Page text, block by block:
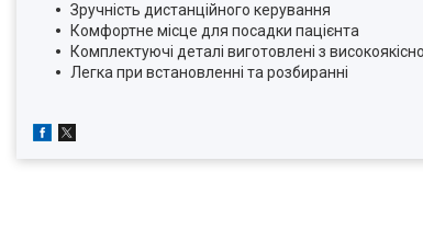
Зручність дистанційного керування
Комфортне місце для посадки пацієнта
Комплектуючі деталі виготовлені з
Легка при встановленні та розбиранні